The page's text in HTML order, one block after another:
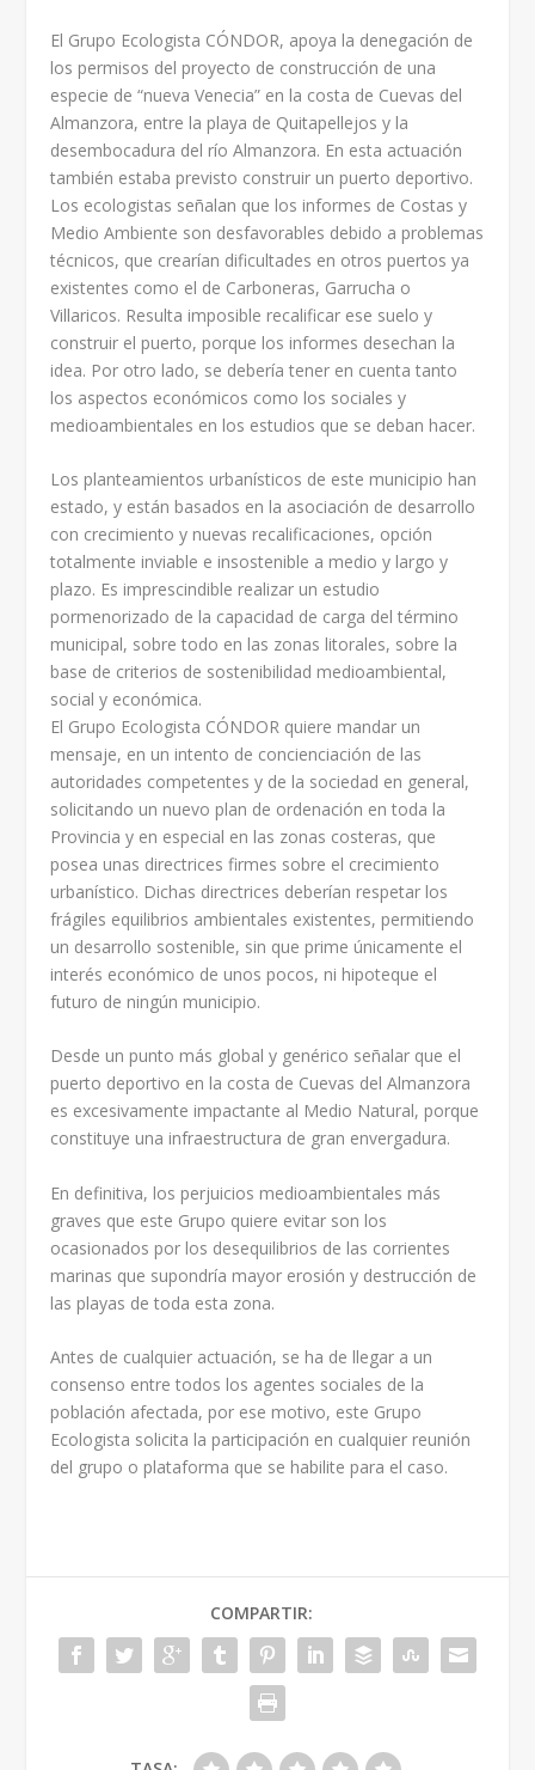
El Grupo Ecologista CÓNDOR, apoya la denegación de
los permisos del proyecto de construcción de una
especie de “nueva Venecia” en la costa de Cuevas del
Almanzora, entre la playa de Quitapellejos y la
desembocadura del río Almanzora. En esta actuación
también estaba previsto construir un puerto deportivo.
Los ecologistas señalan que los informes de Costas y
Medio Ambiente son desfavorables debido a problemas
técnicos, que crearían dificultades en otros puertos ya
existentes como el de Carboneras, Garrucha o
Villaricos. Resulta imposible recalificar ese suelo y
construir el puerto, porque los informes desechan la
idea. Por otro lado, se debería tener en cuenta tanto
los aspectos económicos como los sociales y
medioambientales en los estudios que se deban hacer.
Los planteamientos urbanísticos de este municipio han
estado, y están basados en la asociación de desarrollo
con crecimiento y nuevas recalificaciones, opción
totalmente inviable e insostenible a medio y largo y
plazo. Es imprescindible realizar un estudio
pormenorizado de la capacidad de carga del término
municipal, sobre todo en las zonas litorales, sobre la
base de criterios de sostenibilidad medioambiental,
social y económica.
El Grupo Ecologista CÓNDOR quiere mandar un
mensaje, en un intento de concienciación de las
autoridades competentes y de la sociedad en general,
solicitando un nuevo plan de ordenación en toda la
Provincia y en especial en las zonas costeras, que
posea unas directrices firmes sobre el crecimiento
urbanístico. Dichas directrices deberían respetar los
frágiles equilibrios ambientales existentes, permitiendo
un desarrollo sostenible, sin que prime únicamente el
interés económico de unos pocos, ni hipoteque el
futuro de ningún municipio.
Desde un punto más global y genérico señalar que el
puerto deportivo en la costa de Cuevas del Almanzora
es excesivamente impactante al Medio Natural, porque
constituye una infraestructura de gran envergadura.
En definitiva, los perjuicios medioambientales más
graves que este Grupo quiere evitar son los
ocasionados por los desequilibrios de las corrientes
marinas que supondría mayor erosión y destrucción de
las playas de toda esta zona.
Antes de cualquier actuación, se ha de llegar a un
consenso entre todos los agentes sociales de la
población afectada, por ese motivo, este Grupo
Ecologista solicita la participación en cualquier reunión
del grupo o plataforma que se habilite para el caso.
COMPARTIR: